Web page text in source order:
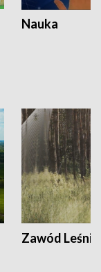
Nauka
Zawód Leśnik